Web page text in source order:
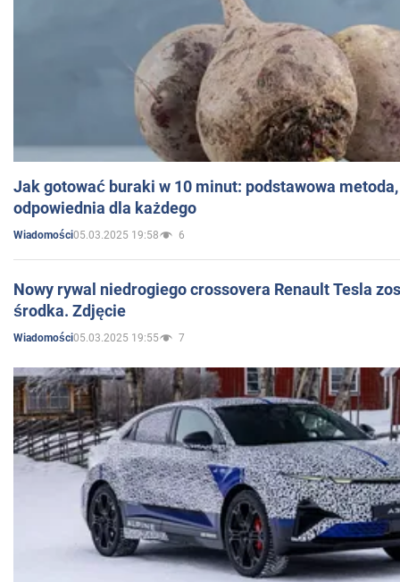
Jak gotować buraki w 10 minut: podstawowa
odpowiednia dla każdego
Wiadomości05.03.2025 19:58 6
Nowy rywal niedrogiego crossovera Renault Tesla
środka. Zdjęcie
Wiadomości05.03.2025 19:55 7